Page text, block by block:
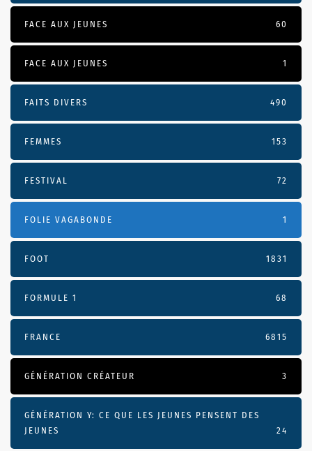
FACE AUX JEUNES 60
FACE AUX JEUNES 1
FAITS DIVERS 490
FEMMES 153
FESTIVAL 72
FOLIE VAGABONDE 1
FOOT 1831
FORMULE 1 68
FRANCE 6815
GÉNÉRATION CRÉATEUR 3
GÉNÉRATION Y: CE QUE LES JEUNES PENSENT DES
JEUNES
24